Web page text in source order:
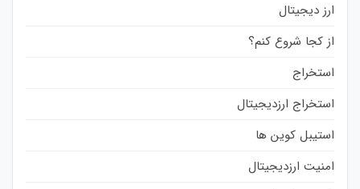
ارز دیجیتال
از کجا شروع کنم؟
استخراج
استخراج ارزدیجیتال
استیبل کوین ها
امنیت ارزدیجیتال